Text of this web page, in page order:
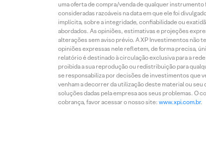
uma oferta de compra/venda de qualquer
consideradas razoáveis na data em que ele foi
implícita, sobre a integridade, confiabilidade ou
abordados. As opiniões, estimativas e projeções
alterações sem aviso prévio. A XP Investimentos não
opiniões expressas nele refletem, de forma precisa,
relatório é destinado à circulação exclusiva para a
proibida a sua reprodução ou redistribuição para
se responsabiliza por decisões de investimentos que
venham a decorrer da utilização deste material ou
soluções dadas pela empresa aos seus problemas. O
cobrança, favor acessar o nosso site: www.xpi.com.br.